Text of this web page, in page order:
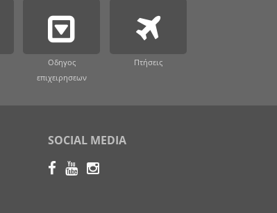
Οδηγος
επιχειρησεων
Πτήσεις
SOCIAL MEDIA